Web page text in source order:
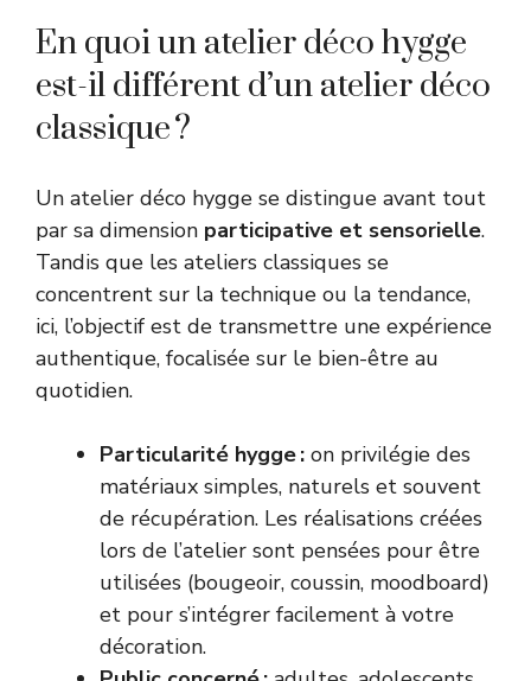
En quoi un atelier déco hygge
est-il différent d’un atelier déco
classique ?
Un atelier déco hygge se distingue avant tout
par sa dimension participative et sensorielle.
Tandis que les ateliers classiques se
concentrent sur la technique ou la tendance,
ici, l’objectif est de transmettre une expérience
authentique, focalisée sur le bien-être au
quotidien.
Particularité hygge : on privilégie des
matériaux simples, naturels et souvent
de récupération. Les réalisations créées
lors de l’atelier sont pensées pour être
utilisées (bougeoir, coussin, moodboard)
et pour s’intégrer facilement à votre
décoration.